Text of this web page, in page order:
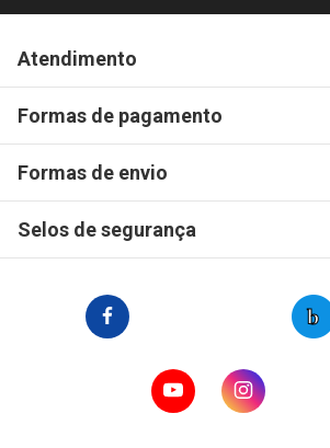
Atendimento
Formas de pagamento
Formas de envio
Selos de segurança